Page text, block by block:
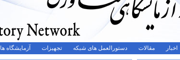
اخبار مقالات دستورالعمل های شبکه تجهیزات آزمایشگاه ها